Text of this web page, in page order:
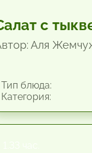
с
Аля
блюда: